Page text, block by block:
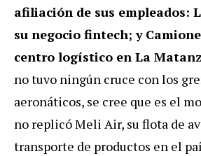
afiliación de sus empleados:
su negocio fintech; y
centro logístico en La
no tuvo ningún cruce con los
aeronáticos, se cree que es el
no replicó Meli Air, su flota de
transporte de productos en el